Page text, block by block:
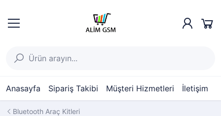
Anasayfa Sipariş Takibi Müşteri Hizmetleri İletişim
Bluetooth Araç Kitleri